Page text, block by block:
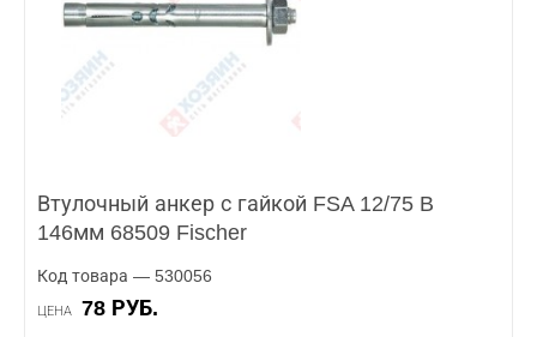
Втулочный анкер с гайкой FSA 12/75 B
146мм 68509 Fischer
Код товара — 530056
ЦЕНА 78 РУБ.